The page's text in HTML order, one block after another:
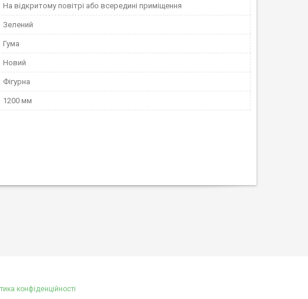
На відкритому повітрі або всередині приміщення
Зелений
Гума
Новий
Фігурна
1200 мм
конфіденційності